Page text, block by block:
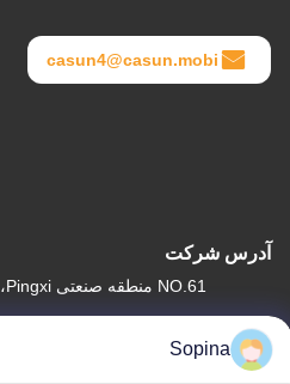
casun4@casun.mobi
آدرس شرکت
آدرس کارخانه
Sopina